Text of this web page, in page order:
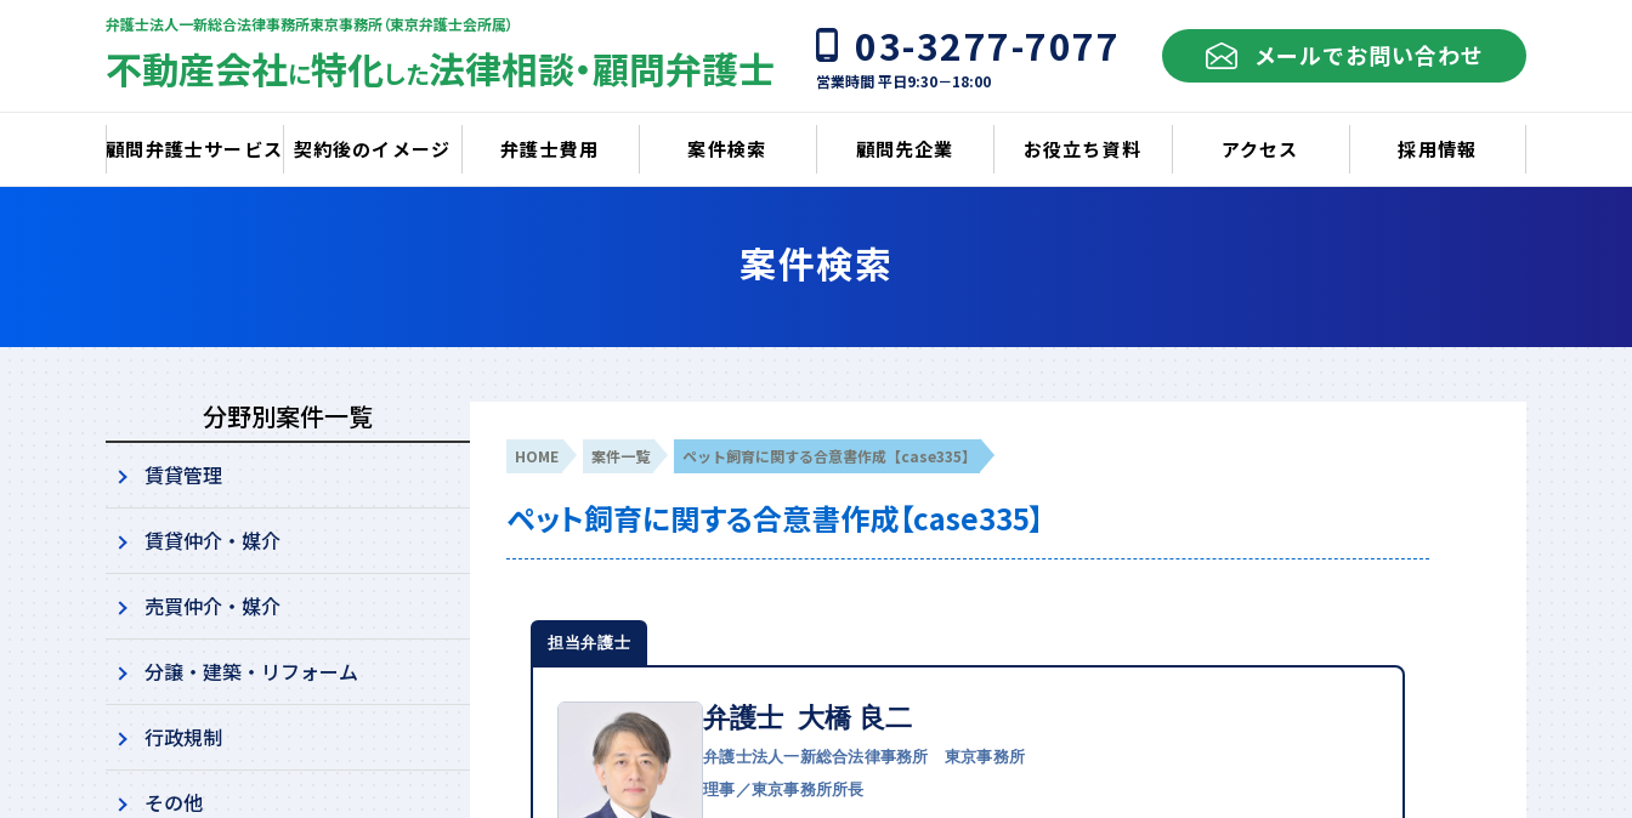
弁護士法人一新総合法律事務所東京事務所（東京弁護士会所属）
不動産会社に特化した法律相談・顧問弁護士 03-3277-7077
営業時間 平日9:30－18:00
メールでお問い合わせ
顧問弁護士サービス 契約後のイメージ 弁護士費用 案件検索 顧問先企業 お役立ち資料 アクセス 採用情報
案件検索
分野別案件一覧
賃貸管理
賃貸仲介・媒介
売買仲介・媒介
分譲・建築・リフォーム
行政規制
その他
HOME 案件一覧 ペット飼育に関する合意書作成【case335】
ペット飼育に関する合意書作成【case335】
担当弁護士
弁護士 大橋 良二
弁護士法人一新総合法律事務所 東京事務所
理事／東京事務所所長